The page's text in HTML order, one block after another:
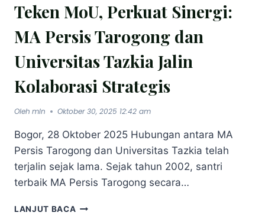
Teken MoU, Perkuat Sinergi:
MA Persis Tarogong dan
Universitas Tazkia Jalin
Kolaborasi Strategis
Oleh mln Oktober 30, 2025 12:42 am
Bogor, 28 Oktober 2025 Hubungan antara MA
Persis Tarogong dan Universitas Tazkia telah
terjalin sejak lama. Sejak tahun 2002, santri
terbaik MA Persis Tarogong secara…
LANJUT BACA